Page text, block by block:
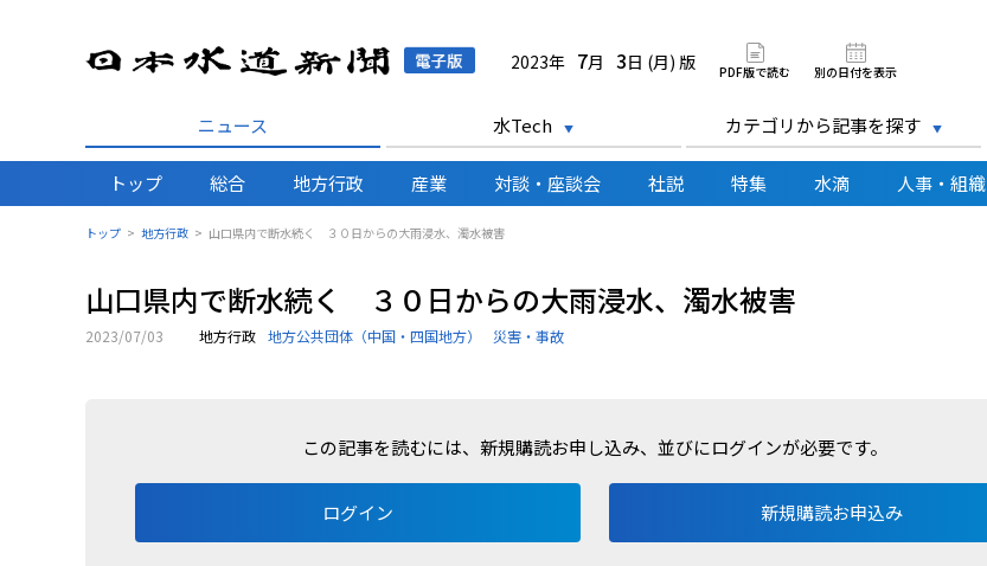
日本水道新聞 電子版
2023年 7月 3日 (月) 版 PDF版で読む 別の日付を表示
ニュース 水Tech カテゴリから記事を探す
トップ 総合 地方行政 産業 対談・座談会 社説 特集 水滴 人事・組織
トップ 地方行政 山口県内で断水続く ３０日からの大雨浸水、濁水被害
山口県内で断水続く ３０日からの大雨浸水、濁水被害
2023/07/03 地方行政 地方公共団体（中国・四国地方） 災害・事故
この記事を読むには、新規購読お申し込み、並びにログインが必要です。
ログイン 新規購読お申込み